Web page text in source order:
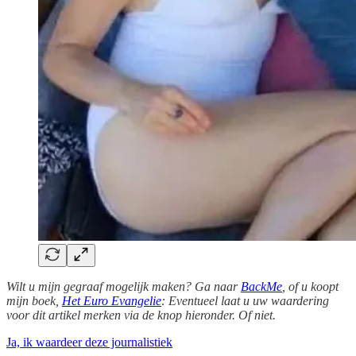
Wilt u mijn gegraaf mogelijk maken? Ga naar BackMe , of u koopt
mijn boek, Het Euro Evangelie: Eventueel laat u uw waardering
voor dit artikel merken via de knop hieronder. Of niet.
Ja, ik waardeer deze journalistiek